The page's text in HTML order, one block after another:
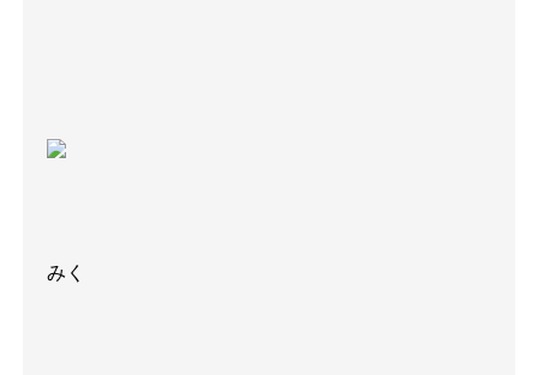
みく